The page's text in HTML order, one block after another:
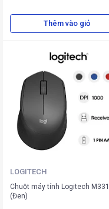
Thêm vào giỏ
LOGITECH
Chuột máy tính Logitech M331
(Đen)